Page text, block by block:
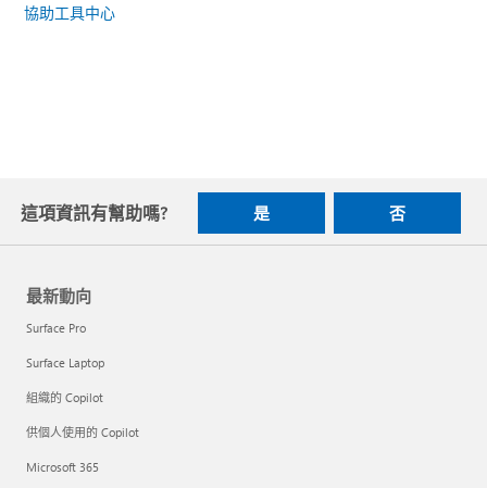
協助工具中心
這項資訊有幫助嗎? 是 否
最新動向
Surface Pro
Surface Laptop
組織的 Copilot
供個人使用的 Copilot
Microsoft 365